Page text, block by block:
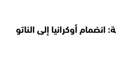
انضمام أوكرانيا إلى الناتو